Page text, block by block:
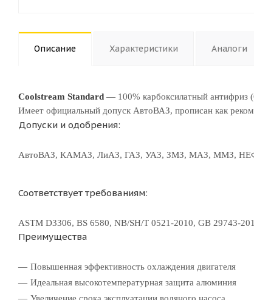
Описание Характеристики Аналоги
Coolstream Standard — 100% карбоксилатный антифриз
Имеет официальный допуск АвтоВАЗ, прописан как
Допуски и одобрения:
АвтоВАЗ, КАМАЗ, ЛиАЗ, ГАЗ, УАЗ, ЗМЗ, МАЗ, ММЗ,
Соответствует требованиям:
ASTM D3306, BS 6580, NB/SH/T 0521-2010, GB 29743-
Преимущества
Повышенная эффективность охлаждения двигателя
Идеальная высокотемпературная защита алюминия